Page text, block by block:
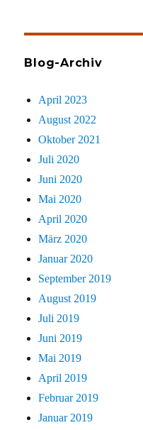
Blog-Archiv
April 2023
August 2022
Oktober 2021
Juli 2020
Juni 2020
Mai 2020
April 2020
März 2020
Januar 2020
September 2019
August 2019
Juli 2019
Juni 2019
Mai 2019
April 2019
Februar 2019
Januar 2019